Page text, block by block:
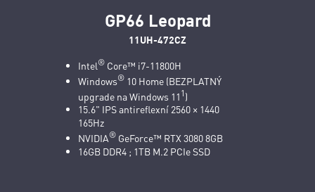
GP66 Leopard
11UH-472CZ
Intel®Core™ i7-11800H
Windows®10 Home (BEZPLATNÝ
upgrade na Windows 11 1 )
15.6" IPS antireflexní 2560 × 1440
165Hz
NVIDIA®GeForce™ RTX 3080 8GB
16GB DDR4 ; 1TB M.2 PCIe SSD